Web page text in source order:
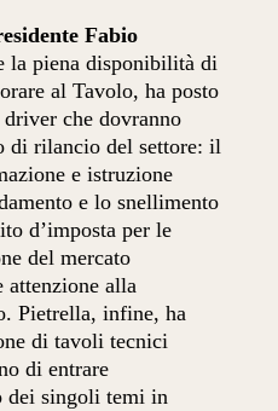
Fabio
la piena disponibilità di
al Tavolo, ha posto
che dovranno
di rilancio del settore: il
e istruzione
e lo snellimento
d’imposta per le
del mercato
attenzione alla
Pietrella, infine, ha
di tavoli tecnici
di entrare
dei singoli temi in